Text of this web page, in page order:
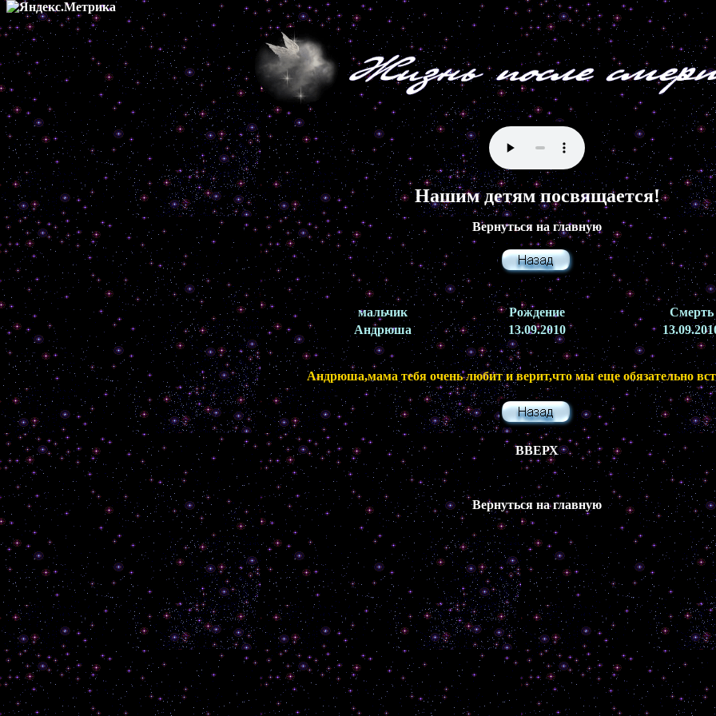
Нашим детям посвящается!
Вернуться на главную
мальчик Рождение
Смерть
Андрюша
13.09.2010
Андрюша,мама тебя очень любит и верит,что мы еще обязательно
ВВЕРХ
Вернуться на главную